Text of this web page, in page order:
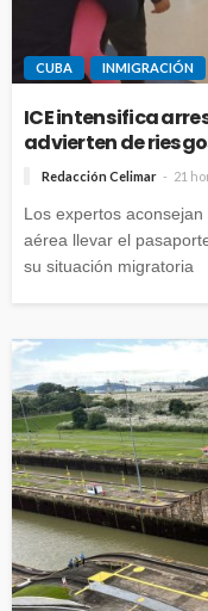
CUBA INMIGRACIÓN
ICE intensifica
advierten de
Redacción Celimar 21
Los expertos
aérea llevar el
su situación migratoria